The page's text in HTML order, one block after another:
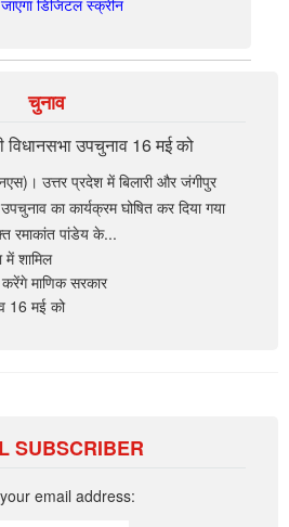
डिजिटल स्क्रीन
चुनाव
विधानसभा उपचुनाव 16 मई को
उत्तर प्रदेश में बिलारी और जंगीपुर
का कार्यक्रम घोषित कर दिया गया
रमाकांत पांडेय के...
में शामिल
माणिक सरकार
16 मई को
SUBSCRIBER
email address: